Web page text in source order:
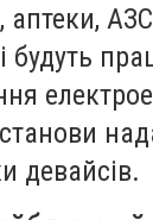
АЗС
будуть
девайсів.